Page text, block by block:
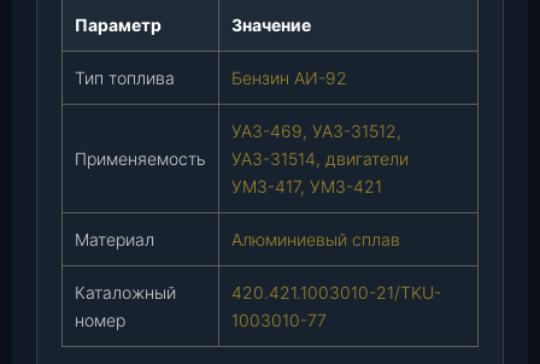
3
0
Параметр Значение
Тип топлива Бензин АИ-92
Применяемость
УАЗ-469, УАЗ-31512,
УАЗ-31514, двигатели
УМЗ-417, УМЗ-421
Материал Алюминиевый сплав
Каталожный
номер
420.421.1003010-21/TKU-
1003010-77